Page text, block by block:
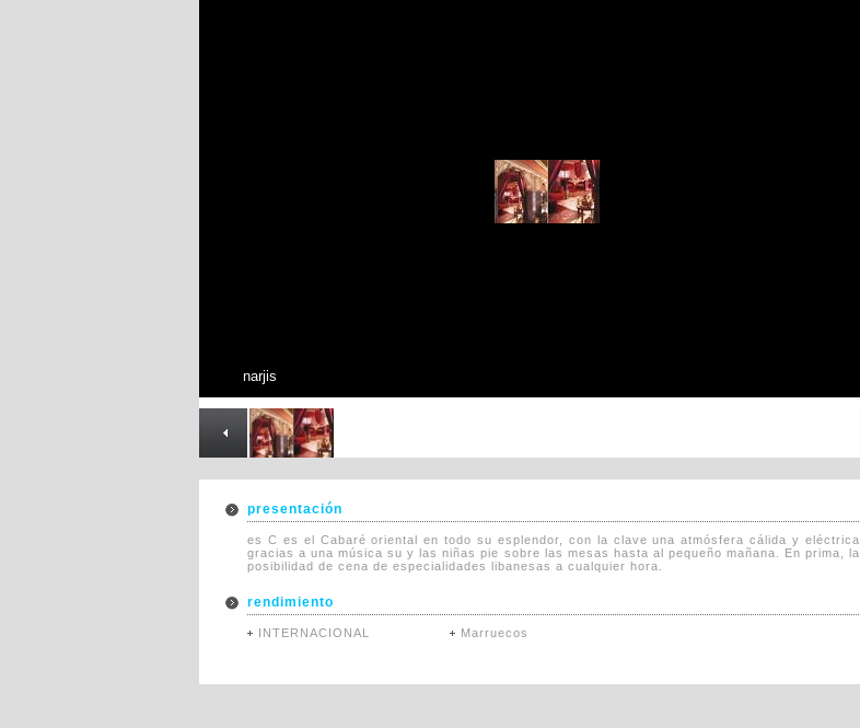
narjis
presentación
es C es el Cabaré oriental en todo su esplendor, con la clave una atmósfera cálida y eléctrica
gracias a una música su y las niñas pie sobre las mesas hasta al pequeño mañana. En prima, la
posibilidad de cena de especialidades libanesas a cualquier hora.
rendimiento
INTERNACIONAL Marruecos